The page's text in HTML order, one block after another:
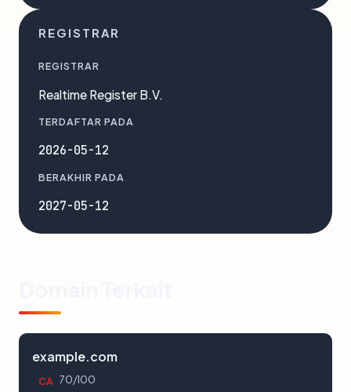
REGISTRAR
REGISTRAR
Realtime Register B.V.
TERDAFTAR PADA
2026-05-12
BERAKHIR PADA
2027-05-12
example.com
CA 70/100